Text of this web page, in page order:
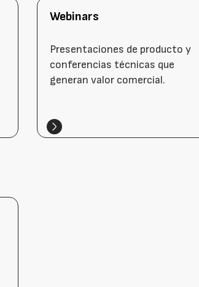
Webinars
Presentaciones de producto y
conferencias técnicas que
generan valor comercial.